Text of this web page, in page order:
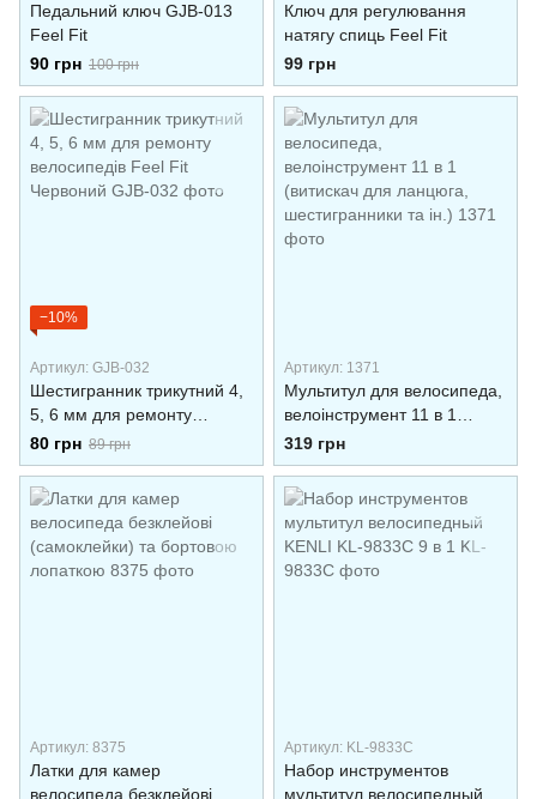
Педальний ключ GJB-013
Feel Fit
90 грн 100 грн
Ключ для регулювання
натягу спиць Feel Fit
99 грн
−10%
Артикул: GJB-032
Шестигранник трикутний 4,
5, 6 мм для ремонту
велосипедів Feel Fit
Червоний
80 грн 89 грн
Артикул: 1371
Мультитул для велосипеда,
велоінструмент 11 в 1
(витискач для ланцюга,
шестигранники та ін.)
319 грн
Артикул: 8375
Латки для камер
велосипеда безклейові
Артикул: KL-9833C
Набор инструментов
мультитул велосипедный